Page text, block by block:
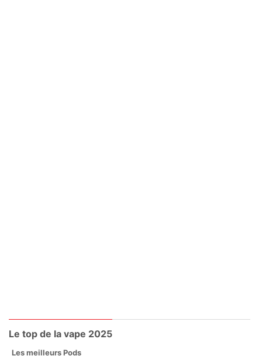
Le top de la vape 2025
Les meilleurs Pods